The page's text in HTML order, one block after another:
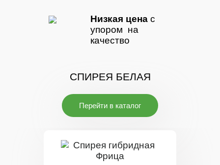
Низкая цена с
упором на
качество
СПИРЕЯ БЕЛАЯ
Перейти в каталог